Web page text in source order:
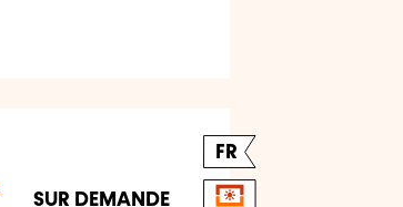
FR
SUR DEMANDE